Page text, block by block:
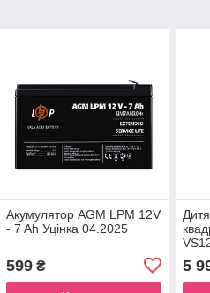
Акумулятор AGM LPM 12V
- 7 Ah Уцінка 04.2025
599₴ 5